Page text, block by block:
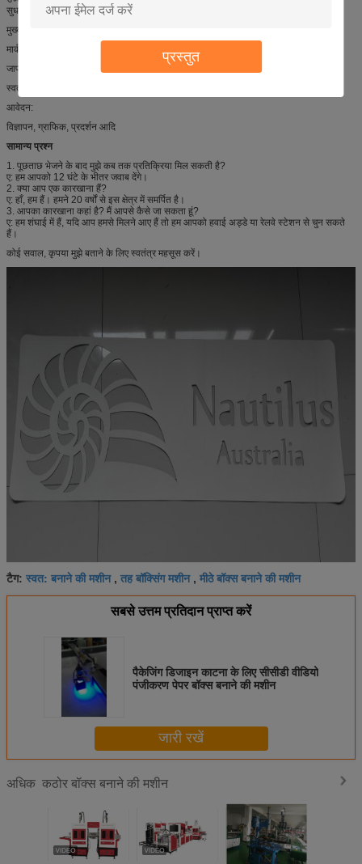
प्रस्तुत
सुधार कर सकती है।
मुख्य विशेषताएं:
मार्क शैली को स्वतंत्र रूप से अनुकूलित किया जा सकता है जैसे क्रॉस, सर्कल इत्यादि।
जापान से पेशेवर कैमरा घटक को अपनाने
स्वत: पोजिशनिंग काटने के लिए मुद्रित चिह्न को समझदारी से समझें
आवेदन:
विज्ञापन, ग्राफिक, प्रदर्शन आदि
सामान्य प्रश्न
1. पूछताछ भेजने के बाद मुझे कब तक प्रतिक्रिया मिल सकती है?
ए: हम आपको 12 घंटे के भीतर जवाब देंगे।
2. क्या आप एक कारखाना हैं?
ए: हाँ, हम हैं। हमने 20 वर्षों से इस क्षेत्र में समर्पित है।
3. आपका कारखाना कहां है? मैं आपसे कैसे जा सकता हूं?
ए: हम शंघाई में हैं, यदि आप हमसे मिलने आए हैं तो हम आपको हवाई अड्डे या रेलवे स्टेशन से चुन सकते
हैं।
कोई सवाल, कृपया मुझे बताने के लिए स्वतंत्र महसूस करें।
टैग: स्वत: बनाने की मशीन, तह बॉक्सिंग मशीन, मीठे बॉक्स बनाने की मशीन
सबसे उत्तम प्रतिदान प्राप्त करें
पैकेजिंग डिजाइन काटना के लिए सीसीडी वीडियो
पंजीकरण पेपर बॉक्स बनाने की मशीन
जारी रखें
अधिक कठोर बॉक्स बनाने की मशीन